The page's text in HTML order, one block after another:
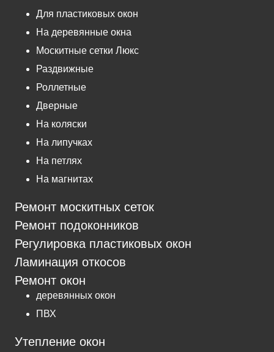
Для пластиковых окон
На деревянные окна
Москитные сетки Люкс
Раздвижные
Роллетные
Дверные
На коляски
На липучках
На петлях
На магнитах
Ремонт москитных сеток
Ремонт подоконников
Регулировка пластиковых окон
Ламинация откосов
Ремонт окон
деревянных окон
ПВХ
Утепление окон